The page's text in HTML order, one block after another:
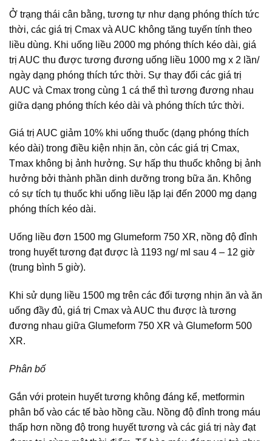
Ở trạng thái cân bằng, tương tự như dạng phóng thích tức
thời, các giá trị Cmax và AUC không tăng tuyến tính theo
liều dùng. Khi uống liều 2000 mg phóng thích kéo dài, giá
trị AUC thu được tương đương uống liều 1000 mg x 2 lần/
ngày dạng phóng thích tức thời. Sự thay đổi các giá trị
AUC và Cmax trong cùng 1 cá thể thì tương đương nhau
giữa dạng phóng thích kéo dài và phóng thích tức thời.
Giá trị AUC giảm 10% khi uống thuốc (dạng phóng thích
kéo dài) trong điều kiện nhịn ăn, còn các giá trị Cmax,
Tmax không bị ảnh hưởng. Sự hấp thu thuốc không bị ảnh
hưởng bởi thành phần dinh dưỡng trong bữa ăn. Không
có sự tích tụ thuốc khi uống liều lặp lại đến 2000 mg dạng
phóng thích kéo dài.
Uống liều đơn 1500 mg Glumeform 750 XR, nồng độ đỉnh
trong huyết tương đạt được là 1193 ng/ ml sau 4 – 12 giờ
(trung bình 5 giờ).
Khi sử dụng liều 1500 mg trên các đối tượng nhịn ăn và ăn
uống đầy đủ, giá trị Cmax và AUC thu được là tương
đương nhau giữa Glumeform 750 XR và Glumeform 500
XR.
Phân bố
Gắn với protein huyết tương không đáng kể, metformin
phân bố vào các tế bào hồng cầu. Nồng độ đỉnh trong máu
thấp hơn nồng độ trong huyết tương và các giá trị này đạt